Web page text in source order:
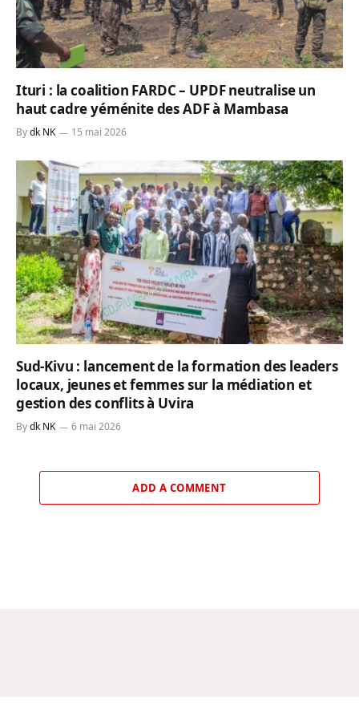
Ituri : la coalition FARDC – UPDF neutralise un
haut cadre yéménite des ADF à Mambasa
Bydk NK 15 mai 2026
Sud-Kivu : lancement de la formation des leaders
locaux, jeunes et femmes sur la médiation et
gestion des conflits à Uvira
Bydk NK 6 mai 2026
ADD A COMMENT